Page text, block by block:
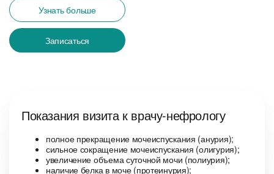
Узнать больше
Записаться
Показания визита к врачу-нефрологу
полное прекращение мочеиспускания (анурия);
сильное сокращение мочеиспускания (олигурия);
увеличение объема суточной мочи (полиурия);
наличие белка в моче (протеинурия);